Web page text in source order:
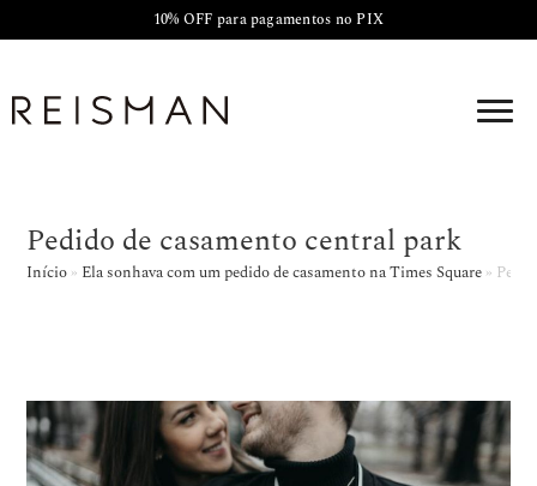
10% OFF para pagamentos no PIX
Pedido de casamento central park
Início » Ela sonhava com um pedido de casamento na Times Square »